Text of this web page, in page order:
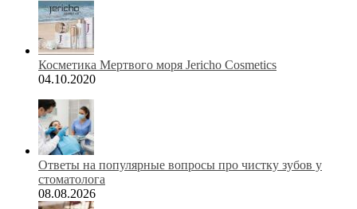
Косметика Мертвого моря Jericho Cosmetics
04.10.2020
Ответы на популярные вопросы про чистку зубов у
стоматолога
08.08.2026